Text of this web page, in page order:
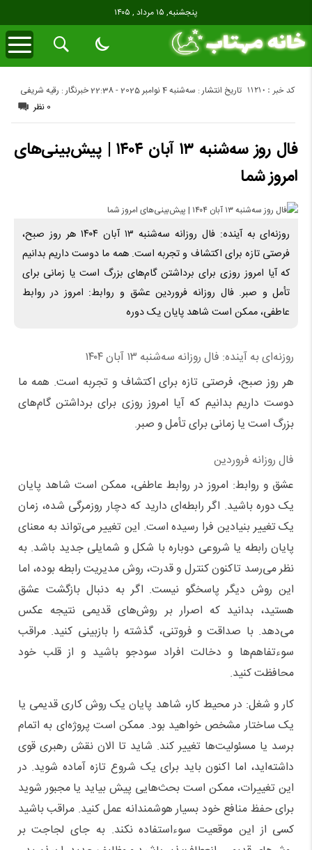
پنجشنبه, ۱۵ مرداد , ۱۴۰۵
تاریخ انتشار : سه‌شنبه 4 نوامبر 2025 - 22:38 خبرنگار : رقیه شریفی کد خبر : 11210
0 نظر
فال روز سه‌شنبه ۱۳ آبان ۱۴۰۴ | پیش‌بینی‌های
امروز شما
روزنه‌ای به آینده: فال روزانه سه‌شنبه ۱۳ آبان ۱۴۰۴ هر روز صبح،
فرصتی تازه برای اکتشاف و تجربه است. همه ما دوست داریم بدانیم
که آیا امروز روزی برای برداشتن گام‌های بزرگ است یا زمانی برای
تأمل و صبر. فال روزانه فروردین عشق و روابط: امروز در روابط
عاطفی، ممکن است شاهد پایان یک دوره
روزنه‌ای به آینده: فال روزانه سه‌شنبه ۱۳ آبان ۱۴۰۴
هر روز صبح، فرصتی تازه برای اکتشاف و تجربه است. همه ما
دوست داریم بدانیم که آیا امروز روزی برای برداشتن گام‌های
بزرگ است یا زمانی برای تأمل و صبر.
فال روزانه فروردین
عشق و روابط: امروز در روابط عاطفی، ممکن است شاهد پایان
یک دوره باشید. اگر رابطه‌ای دارید که دچار روزمرگی شده، زمان
یک تغییر بنیادین فرا رسیده است. این تغییر می‌تواند به معنای
پایان رابطه یا شروعی دوباره با شکل و شمایلی جدید باشد. به
نظر می‌رسد تاکنون کنترل و قدرت، روش مدیریت رابطه بوده، اما
این روش دیگر پاسخگو نیست. اگر به دنبال بازگشت عشق
هستید، بدانید که اصرار بر روش‌های قدیمی نتیجه عکس
می‌دهد. با صداقت و فروتنی، گذشته را بازبینی کنید. مراقب
سوءتفاهم‌ها و دخالت افراد سودجو باشید و از قلب خود
محافظت کنید.
کار و شغل: در محیط کار، شاهد پایان یک روش کاری قدیمی یا
یک ساختار مشخص خواهید بود. ممکن است پروژه‌ای به اتمام
برسد یا مسئولیت‌ها تغییر کند. شاید تا الان نقش رهبری قوی
داشته‌اید، اما اکنون باید برای یک شروع تازه آماده شوید. در
این تغییرات، ممکن است بحث‌هایی پیش بیاید یا مجبور شوید
برای حفظ منافع خود بسیار هوشمندانه عمل کنید. مراقب باشید
کسی از این موقعیت سوءاستفاده نکند. به جای لجاجت بر